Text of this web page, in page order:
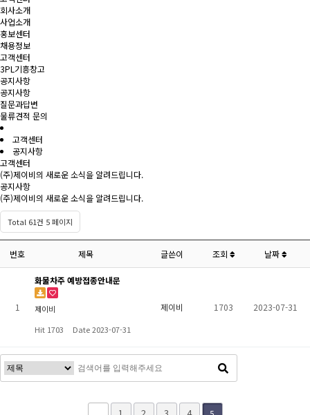
회사소개
사업소개
홍보센터
채용정보
고객센터
3PL기흥창고
공지사항
공지사항
질문과답변
물류견적 문의
고객센터
공지사항
고객센터
(주)제이비의 새로운 소식을 알려드립니다.
공지사항
(주)제이비의 새로운 소식을 알려드립니다.
Total 61건 5 페이지
번호 제목 글쓴이 조회 날짜
1
화물차주 예방접종안내문
제이비
Hit 1703
Date 2023-07-31
제이비 1703 2023-07-31